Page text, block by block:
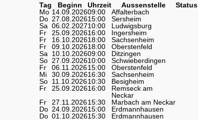
Tag Beginn Uhrzeit Aussenstelle
Status
Mo 14.09.202609:00
Affalterbach
Do 27.08.202615:00
Sersheim
Sa 06.02.202710:00
Ludwigsburg
Fr 25.09.202616:00
Ingersheim
Fr 16.10.202618:00
Sachsenheim
Fr 09.10.202618:00
Oberstenfeld
Sa 10.10.202609:00
Ditzingen
So 27.09.202610:00
Schwieberdingen
Fr 06.11.202615:00
Oberstenfeld
Mi 30.09.202616:30
Sachsenheim
So 11.10.202610:30
Besigheim
Fr 25.09.202616:00
Remseck am
Neckar
Fr 27.11.202615:30
Marbach am Neckar
Do 24.09.202615:00
Erdmannhausen
Do 01.10.202615:30
Erdmannhausen